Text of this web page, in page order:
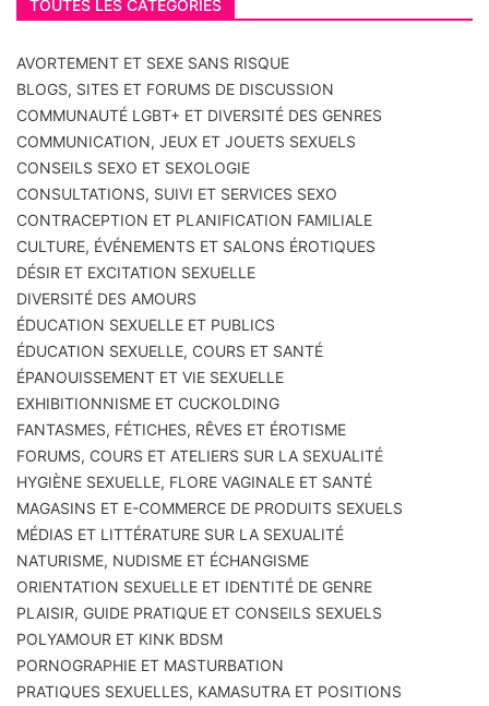
TOUTES LES CATÉGORIES
AVORTEMENT ET SEXE SANS RISQUE
BLOGS, SITES ET FORUMS DE DISCUSSION
COMMUNAUTÉ LGBT+ ET DIVERSITÉ DES GENRES
COMMUNICATION, JEUX ET JOUETS SEXUELS
CONSEILS SEXO ET SEXOLOGIE
CONSULTATIONS, SUIVI ET SERVICES SEXO
CONTRACEPTION ET PLANIFICATION FAMILIALE
CULTURE, ÉVÉNEMENTS ET SALONS ÉROTIQUES
DÉSIR ET EXCITATION SEXUELLE
DIVERSITÉ DES AMOURS
ÉDUCATION SEXUELLE ET PUBLICS
ÉDUCATION SEXUELLE, COURS ET SANTÉ
ÉPANOUISSEMENT ET VIE SEXUELLE
EXHIBITIONNISME ET CUCKOLDING
FANTASMES, FÉTICHES, RÊVES ET ÉROTISME
FORUMS, COURS ET ATELIERS SUR LA SEXUALITÉ
HYGIÈNE SEXUELLE, FLORE VAGINALE ET SANTÉ
MAGASINS ET E-COMMERCE DE PRODUITS SEXUELS
MÉDIAS ET LITTÉRATURE SUR LA SEXUALITÉ
NATURISME, NUDISME ET ÉCHANGISME
ORIENTATION SEXUELLE ET IDENTITÉ DE GENRE
PLAISIR, GUIDE PRATIQUE ET CONSEILS SEXUELS
POLYAMOUR ET KINK BDSM
PORNOGRAPHIE ET MASTURBATION
PRATIQUES SEXUELLES, KAMASUTRA ET POSITIONS